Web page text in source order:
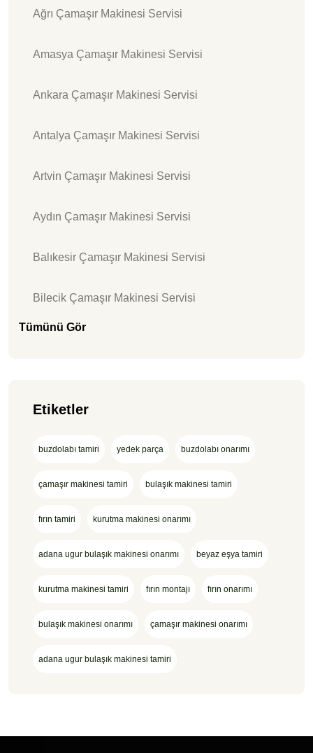
Ağrı Çamaşır Makinesi Servisi
Amasya Çamaşır Makinesi Servisi
Ankara Çamaşır Makinesi Servisi
Antalya Çamaşır Makinesi Servisi
Artvin Çamaşır Makinesi Servisi
Aydın Çamaşır Makinesi Servisi
Balıkesir Çamaşır Makinesi Servisi
Bilecik Çamaşır Makinesi Servisi
Tümünü Gör
Etiketler
buzdolabı tamiri yedek parça buzdolabı onarımı
çamaşır makinesi tamiri bulaşık makinesi tamiri
fırın tamiri kurutma makinesi onarımı
adana ugur bulaşık makinesi onarımı beyaz eşya tamiri
kurutma makinesi tamiri fırın montajı fırın onarımı
bulaşık makinesi onarımı çamaşır makinesi onarımı
adana ugur bulaşık makinesi tamiri